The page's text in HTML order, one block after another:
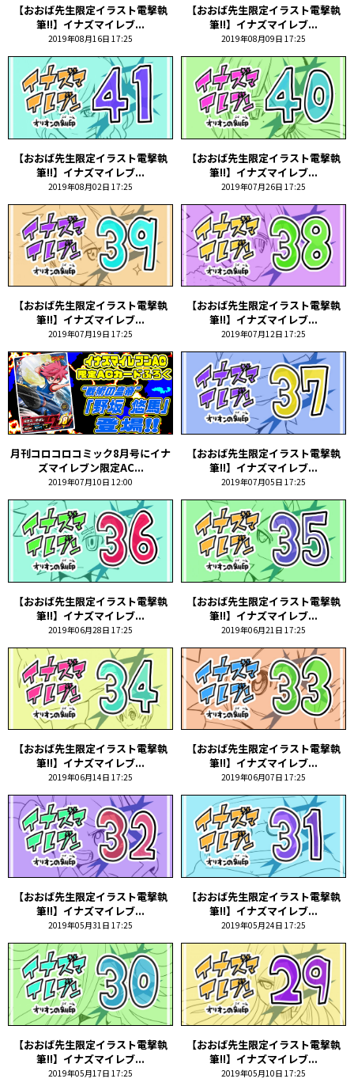
【おおば先生限定イラスト電撃執
筆!!】イナズマイレブ...
2019年08月16日 17:25
【おおば先生限定イラスト電撃執
筆!!】イナズマイレブ...
2019年08月09日 17:25
【おおば先生限定イラスト電撃執
筆!!】イナズマイレブ...
2019年08月02日 17:25
【おおば先生限定イラスト電撃執
筆!!】イナズマイレブ...
2019年07月26日 17:25
【おおば先生限定イラスト電撃執
筆!!】イナズマイレブ...
2019年07月19日 17:25
【おおば先生限定イラスト電撃執
筆!!】イナズマイレブ...
2019年07月12日 17:25
月刊コロコロコミック8月号にイナ
ズマイレブン限定AC...
2019年07月10日 12:00
【おおば先生限定イラスト電撃執
筆!!】イナズマイレブ...
2019年07月05日 17:25
【おおば先生限定イラスト電撃執
筆!!】イナズマイレブ...
2019年06月28日 17:25
【おおば先生限定イラスト電撃執
筆!!】イナズマイレブ...
2019年06月21日 17:25
【おおば先生限定イラスト電撃執
筆!!】イナズマイレブ...
2019年06月14日 17:25
【おおば先生限定イラスト電撃執
筆!!】イナズマイレブ...
2019年06月07日 17:25
【おおば先生限定イラスト電撃執
筆!!】イナズマイレブ...
2019年05月31日 17:25
【おおば先生限定イラスト電撃執
筆!!】イナズマイレブ...
2019年05月24日 17:25
【おおば先生限定イラスト電撃執
筆!!】イナズマイレブ...
2019年05月17日 17:25
【おおば先生限定イラスト電撃執
筆!!】イナズマイレブ...
2019年05月10日 17:25